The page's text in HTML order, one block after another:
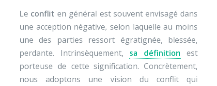
Le confliten général est souvent envisagé dans
une acception négative, selon laquelle au moins
une des parties ressort égratignée, blessée,
perdante. Intrinsèquement, sa définition est
porteuse de cette signification. Concrètement,
nous adoptons une vision du conflit qui